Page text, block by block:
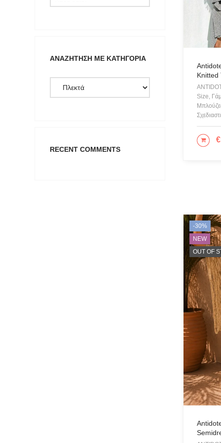
Type anything to search, then press
one size
Knitted
Size,
€
-30%
NEW
OUT OF
ΑΝΑΖΉΤΗΣΗ ΜΕ ΚΑΤΗΓΟΡΊΑ
RECENT COMMENTS